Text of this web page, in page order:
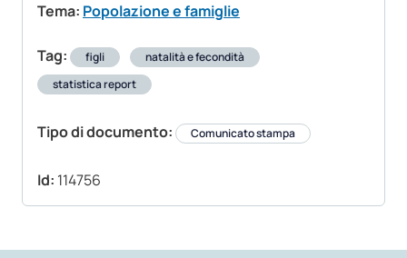
Tema: Popolazione e famiglie
Tag: figli
natalità e fecondità
statistica report
Tipo di documento: Comunicato stampa
Id: 114756